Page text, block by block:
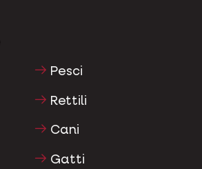
Pesci
Rettili
Cani
Gatti